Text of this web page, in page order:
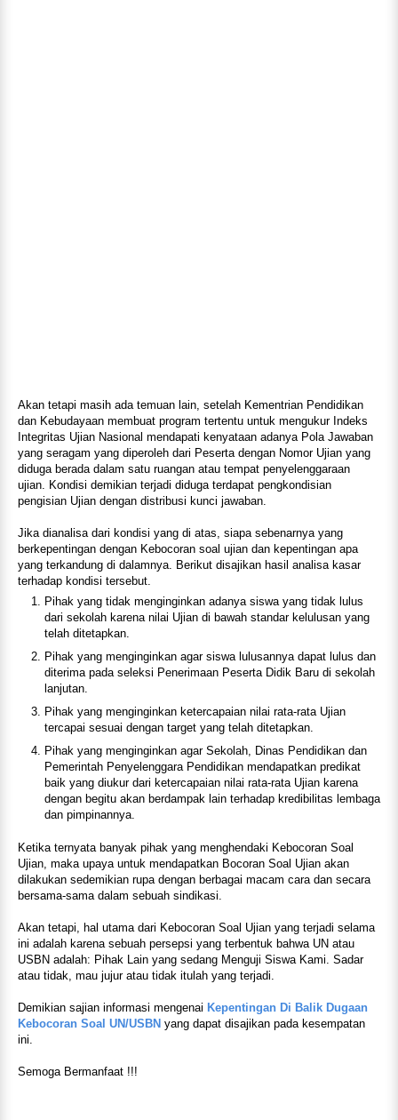
Akan tetapi masih ada temuan lain, setelah Kementrian Pendidikan
dan Kebudayaan membuat program tertentu untuk mengukur Indeks
Integritas Ujian Nasional mendapati kenyataan adanya Pola Jawaban
yang seragam yang diperoleh dari Peserta dengan Nomor Ujian yang
diduga berada dalam satu ruangan atau tempat penyelenggaraan
ujian. Kondisi demikian terjadi diduga terdapat pengkondisian
pengisian Ujian dengan distribusi kunci jawaban.
Jika dianalisa dari kondisi yang di atas, siapa sebenarnya yang
berkepentingan dengan Kebocoran soal ujian dan kepentingan apa
yang terkandung di dalamnya. Berikut disajikan hasil analisa kasar
terhadap kondisi tersebut.
Pihak yang tidak menginginkan adanya siswa yang tidak lulus
dari sekolah karena nilai Ujian di bawah standar kelulusan yang
telah ditetapkan.
Pihak yang menginginkan agar siswa lulusannya dapat lulus dan
diterima pada seleksi Penerimaan Peserta Didik Baru di sekolah
lanjutan.
Pihak yang menginginkan ketercapaian nilai rata-rata Ujian
tercapai sesuai dengan target yang telah ditetapkan.
Pihak yang menginginkan agar Sekolah, Dinas Pendidikan dan
Pemerintah Penyelenggara Pendidikan mendapatkan predikat
baik yang diukur dari ketercapaian nilai rata-rata Ujian karena
dengan begitu akan berdampak lain terhadap kredibilitas lembaga
dan pimpinannya.
Ketika ternyata banyak pihak yang menghendaki Kebocoran Soal
Ujian, maka upaya untuk mendapatkan Bocoran Soal Ujian akan
dilakukan sedemikian rupa dengan berbagai macam cara dan secara
bersama-sama dalam sebuah sindikasi.
Akan tetapi, hal utama dari Kebocoran Soal Ujian yang terjadi selama
ini adalah karena sebuah persepsi yang terbentuk bahwa UN atau
USBN adalah: Pihak Lain yang sedang Menguji Siswa Kami. Sadar
atau tidak, mau jujur atau tidak itulah yang terjadi.
Demikian sajian informasi mengenai Kepentingan Di Balik Dugaan
Kebocoran Soal UN/USBN yang dapat disajikan pada kesempatan
ini.
Semoga Bermanfaat !!!